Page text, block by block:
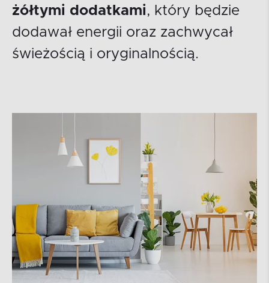
żółtymi dodatkami, który będzie
dodawał energii oraz zachwycał
świeżością i oryginalnością.